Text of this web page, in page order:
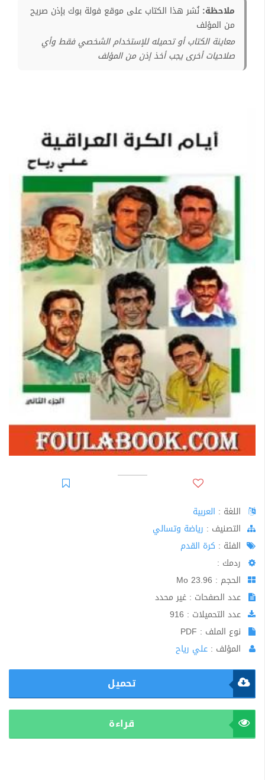
ملاحظة: نُشر هذا الكتاب على موقع فولة بوك بإذن صريح
من المؤلف
معاينة الكتاب أو تحميله للإستخدام الشخصي فقط وأي
صلاحيات أخرى يجب أخذ إذن من المؤلف
اللغة : العربية
اﻟﺘﺼﻨﻴﻒ : رياضة وتسالي
الفئة : كرة القدم
ردمك :
الحجم : 23.96 Mo
عدد الصفحات : غير محدد
عدد التحميلات : 916
نوع الملف : PDF
المؤلف : علي رياح
تحميل
قراءة